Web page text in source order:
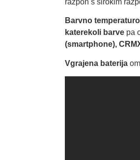
razpon s širokim
Barvno temperaturo
katerekoli barve pa
(smartphone),
Vgrajena baterija